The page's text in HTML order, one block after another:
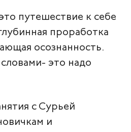
путешествие к себе
проработка
осознанность.
это надо
с Сурьей
и